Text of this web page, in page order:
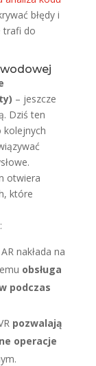
błędy i
trafi do
– jeszcze
Dziś ten
kolejnych
otwiera
które
nakłada na
obsługa
podczas
pozwalają
operacje